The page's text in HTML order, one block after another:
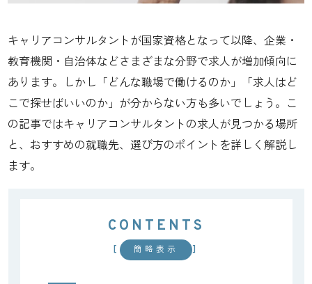
キャリアコンサルタントが国家資格となって以降、企業・
教育機関・自治体などさまざまな分野で求人が増加傾向に
あります。しかし「どんな職場で働けるのか」「求人はど
こで探せばいいのか」が分からない方も多いでしょう。こ
の記事ではキャリアコンサルタントの求人が見つかる場所
と、おすすめの就職先、選び方のポイントを詳しく解説し
ます。
CONTENTS
[ 簡略表示 ]